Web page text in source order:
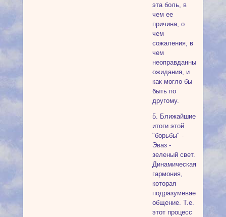
эта боль, в
чем ее
причина, о
чем
сожаления, в
чем
неоправданные
ожидания, и
как могло бы
быть по
другому.
5. Ближайшие
итоги этой
"борьбы" -
Эваз -
зеленый свет.
Динамическая
гармония,
которая
подразумевает
общение. Т.е.
этот процесс